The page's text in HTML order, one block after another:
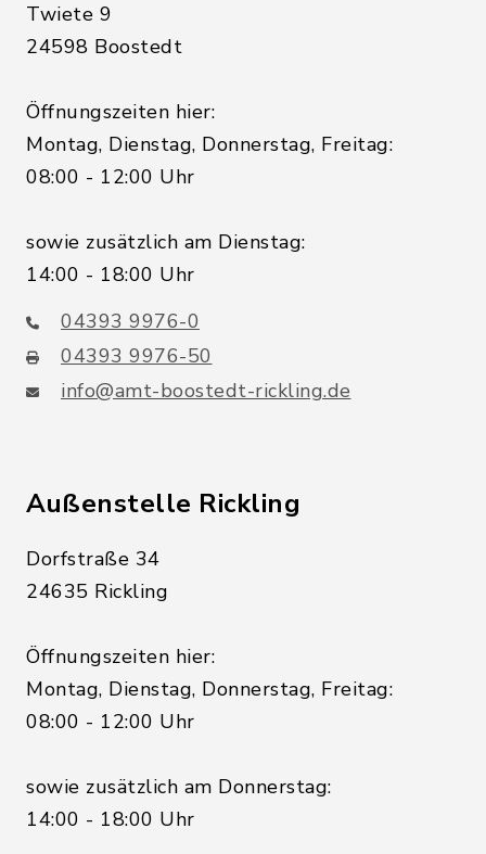
Twiete 9
24598 Boostedt
Öffnungszeiten hier:
Montag, Dienstag, Donnerstag, Freitag:
08:00 - 12:00 Uhr
sowie zusätzlich am Dienstag:
14:00 - 18:00 Uhr
04393 9976-0
04393 9976-50
info@amt-boostedt-rickling.de
Außenstelle Rickling
Dorfstraße 34
24635 Rickling
Öffnungszeiten hier:
Montag, Dienstag, Donnerstag, Freitag:
08:00 - 12:00 Uhr
sowie zusätzlich am Donnerstag:
14:00 - 18:00 Uhr